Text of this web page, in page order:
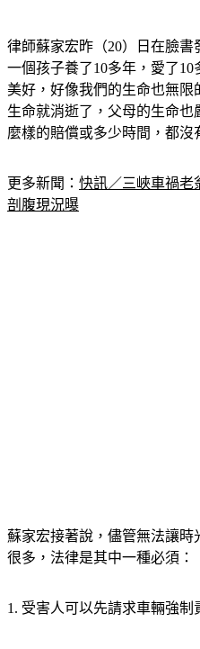
律師蘇家宏昨（20）日在臉
一個孩子養了10多年，愛了
美好，好像我們的生命也無限
生命就消逝了，父母的生命
麼樣的賠償或多少時間，都沒
更多新聞： 快訊／三峽車禍老
剖腹現況曝
蘇家宏接著說，儘管無法讓
很多，法律是其中一種必須：
1. 受害人可以先請求車輛強制